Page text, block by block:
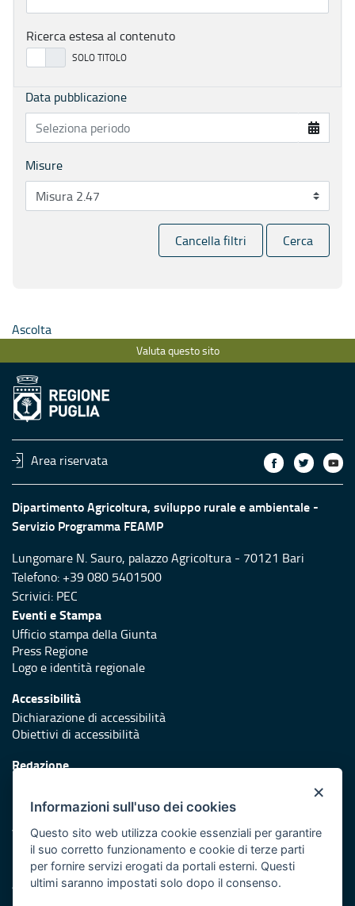
Ricerca estesa al contenuto
Data pubblicazione
Misure
Cancella filtri Cerca
Ascolta
Valuta questo sito
Area riservata
Dipartimento Agricoltura, sviluppo rurale e ambientale -
Servizio Programma FEAMP
Lungomare N. Sauro, palazzo Agricoltura - 70121 Bari
Telefono: +39 080 5401500
Scrivici: PEC
Eventi e Stampa
Ufficio stampa della Giunta
Press Regione
Logo e identità regionale
Accessibilità
Dichiarazione di accessibilità
Obiettivi di accessibilità
Redazione
Protezione civile
Vai al sito di Protezione Civile Puglia
Iniziativa finanziata con risorse del POR Puglia 2014/2020 -
Asse XI
×
Informazioni sull'uso dei cookies
Questo sito web utilizza cookie essenziali per garantire
il suo corretto funzionamento e cookie di terze parti
per fornire servizi erogati da portali esterni. Questi
ultimi saranno impostati solo dopo il consenso.